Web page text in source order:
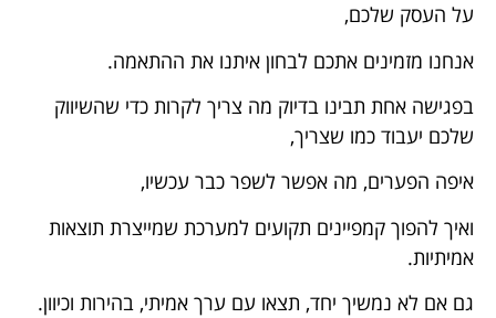
על העסק שלכם,
אנחנו מזמינים אתכם לבחון איתנו את ההתאמה.
בפגישה אחת תבינו בדיוק מה צריך לקרות כדי שהשיווק
שלכם יעבוד כמו שצריך,
איפה הפערים, מה אפשר לשפר כבר עכשיו,
ואיך להפוך קמפיינים תקועים למערכת שמייצרת תוצאות
אמיתיות.
גם אם לא נמשיך יחד, תצאו עם ערך אמיתי, בהירות וכיוון.